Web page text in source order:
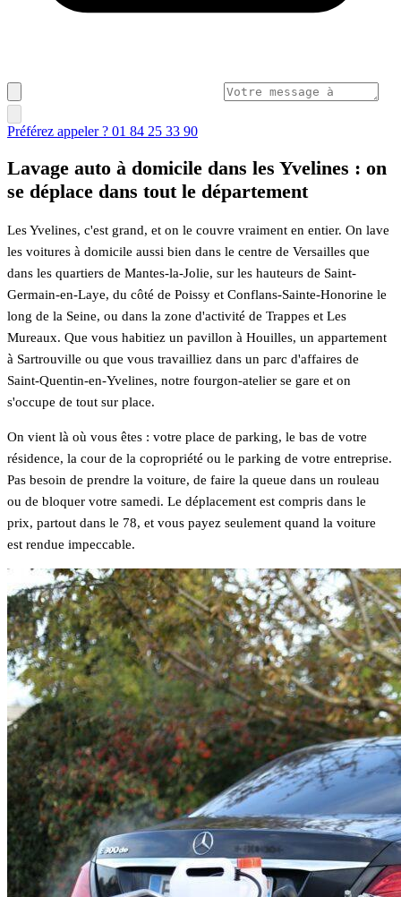
Préférez appeler ? 01 84 25 33 90
Lavage auto à domicile dans les Yvelines : on
se déplace dans tout le département
Les Yvelines, c'est grand, et on le couvre vraiment en entier. On lave
les voitures à domicile aussi bien dans le centre de Versailles que
dans les quartiers de Mantes-la-Jolie, sur les hauteurs de Saint-
Germain-en-Laye, du côté de Poissy et Conflans-Sainte-Honorine le
long de la Seine, ou dans la zone d'activité de Trappes et Les
Mureaux. Que vous habitiez un pavillon à Houilles, un appartement
à Sartrouville ou que vous travailliez dans un parc d'affaires de
Saint-Quentin-en-Yvelines, notre fourgon-atelier se gare et on
s'occupe de tout sur place.
On vient là où vous êtes : votre place de parking, le bas de votre
résidence, la cour de la copropriété ou le parking de votre entreprise.
Pas besoin de prendre la voiture, de faire la queue dans un rouleau
ou de bloquer votre samedi. Le déplacement est compris dans le
prix, partout dans le 78, et vous payez seulement quand la voiture
est rendue impeccable.